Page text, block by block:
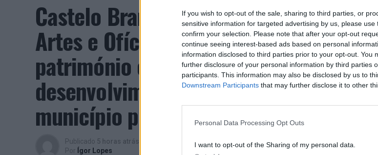
If you wish to opt-out of the sale, sharing to third parties, or
sensitive information for targeted advertising by us, please
confirm your selection. Please note that after your opt-out
continue seeing interest-based ads based on personal
information disclosed to third parties prior to your opt-out. You
further disclosure of your personal information by third parties
participants. This information may also be disclosed by us to
Downstream Participants that may further disclose it to other
Personal Data Processing Opt Outs
I want to opt-out of the Sharing of my personal data.
Castelo Branco: “Bienal Internacional
Artes e Ofícios” promete afirmar
património e inovação como “motores
desenvolvimento económico e
município português
Publicado 5 horas atrás
Por Ígor Lopes